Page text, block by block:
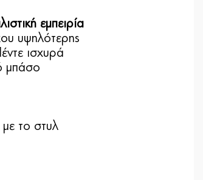
εμπειρία
υψηλότερης
ισχυρά
μπάσο
με το στυλ